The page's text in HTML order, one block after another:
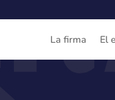
La firma El